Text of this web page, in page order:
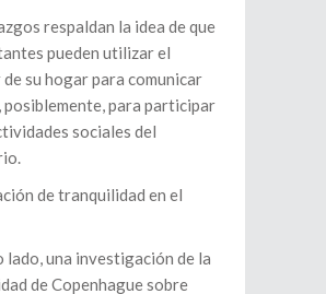
respaldan la idea de que
pueden utilizar el
su hogar para comunicar
posiblemente, para participar
sociales del
de tranquilidad en el
lado, una investigación de la
de Copenhague sobre